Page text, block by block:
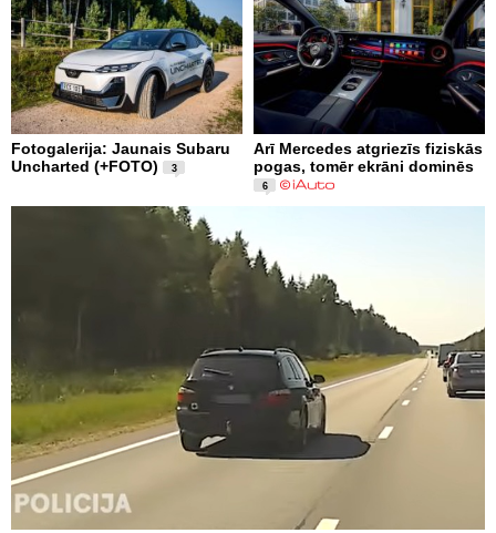
Fotogalerija: Jaunais Subaru
Uncharted (+FOTO)
3
Arī Mercedes atgriezīs fiziskās
pogas, tomēr ekrāni dominēs
6